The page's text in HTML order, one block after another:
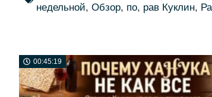
недельной, Обзор, по, рав Куклин,
00:45:19